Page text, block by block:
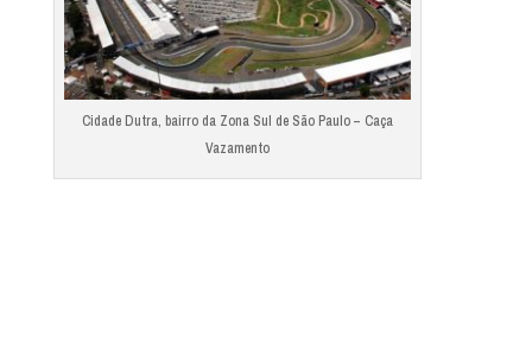
Cidade Dutra, bairro da Zona Sul de São Paulo – Caça
Vazamento